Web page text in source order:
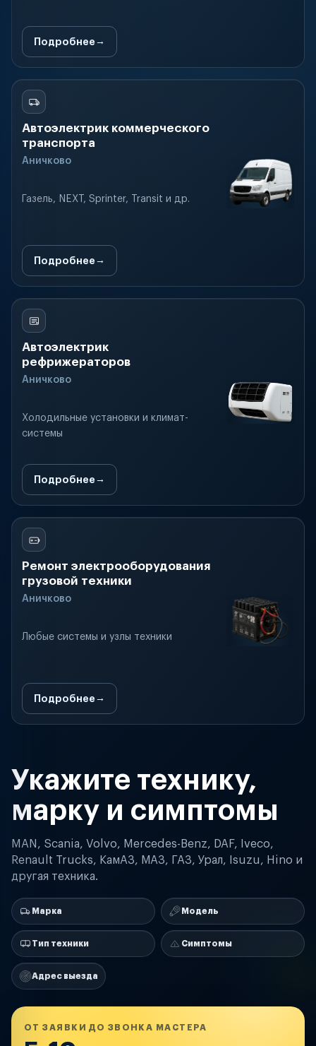
Подробнее
Автоэлектрик коммерческого
транспорта
Аничково
Газель, NEXT, Sprinter, Transit и др.
Подробнее
Автоэлектрик
рефрижераторов
Аничково
Холодильные установки и климат-
системы
Подробнее
Ремонт электрооборудования
грузовой техники
Аничково
Любые системы и узлы техники
Подробнее
Укажите технику,
марку и симптомы
MAN, Scania, Volvo, Mercedes-Benz, DAF, Iveco,
Renault Trucks, КамАЗ, МАЗ, ГАЗ, Урал, Isuzu, Hino и
другая техника.
Марка Модель
Тип техники Симптомы
Адрес выезда
ОТ ЗАЯВКИ ДО ЗВОНКА МАСТЕРА